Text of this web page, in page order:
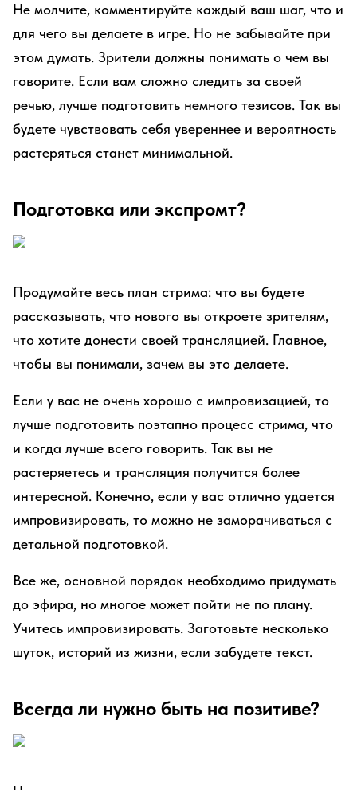
Не молчите, комментируйте каждый ваш шаг, что и
для чего вы делаете в игре. Но не забывайте при
этом думать. Зрители должны понимать о чем вы
говорите. Если вам сложно следить за своей
речью, лучше подготовить немного тезисов. Так вы
будете чувствовать себя увереннее и вероятность
растеряться станет минимальной.
Подготовка или экспромт?
Продумайте весь план стрима: что вы будете
рассказывать, что нового вы откроете зрителям,
что хотите донести своей трансляцией. Главное,
чтобы вы понимали, зачем вы это делаете.
Если у вас не очень хорошо с импровизацией, то
лучше подготовить поэтапно процесс стрима, что
и когда лучше всего говорить. Так вы не
растеряетесь и трансляция получится более
интересной. Конечно, если у вас отлично удается
импровизировать, то можно не заморачиваться с
детальной подготовкой.
Все же, основной порядок необходимо придумать
до эфира, но многое может пойти не по плану.
Учитесь импровизировать. Заготовьте несколько
шуток, историй из жизни, если забудете текст.
Всегда ли нужно быть на позитиве?